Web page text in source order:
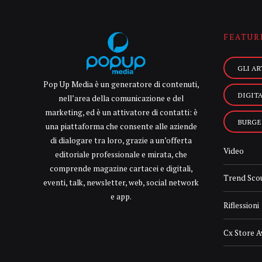
Pop Up Media è un generatore di contenuti,
nell’area della comunicazione e del
marketing, ed è un attivatore di contatti: è
una piattaforma che consente alle aziende
di dialogare tra loro, grazie a un’offerta
editoriale professionale e mirata, che
comprende magazine cartacei e digitali,
eventi, talk, newsletter, web, social network
e app.
GLI
Video
Trend
Riflessioni
Cx Store